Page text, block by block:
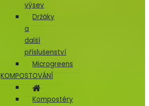
výsev
Držáky
a
další
příslušenství
Microgreens
KOMPOSTOVÁNÍ
Kompostéry